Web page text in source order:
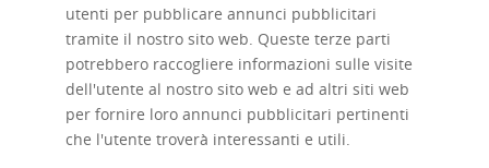
utenti per pubblicare annunci pubblicitari
tramite il nostro sito web. Queste terze parti
potrebbero raccogliere informazioni sulle visite
dell'utente al nostro sito web e ad altri siti web
per fornire loro annunci pubblicitari pertinenti
che l'utente troverà interessanti e utili.